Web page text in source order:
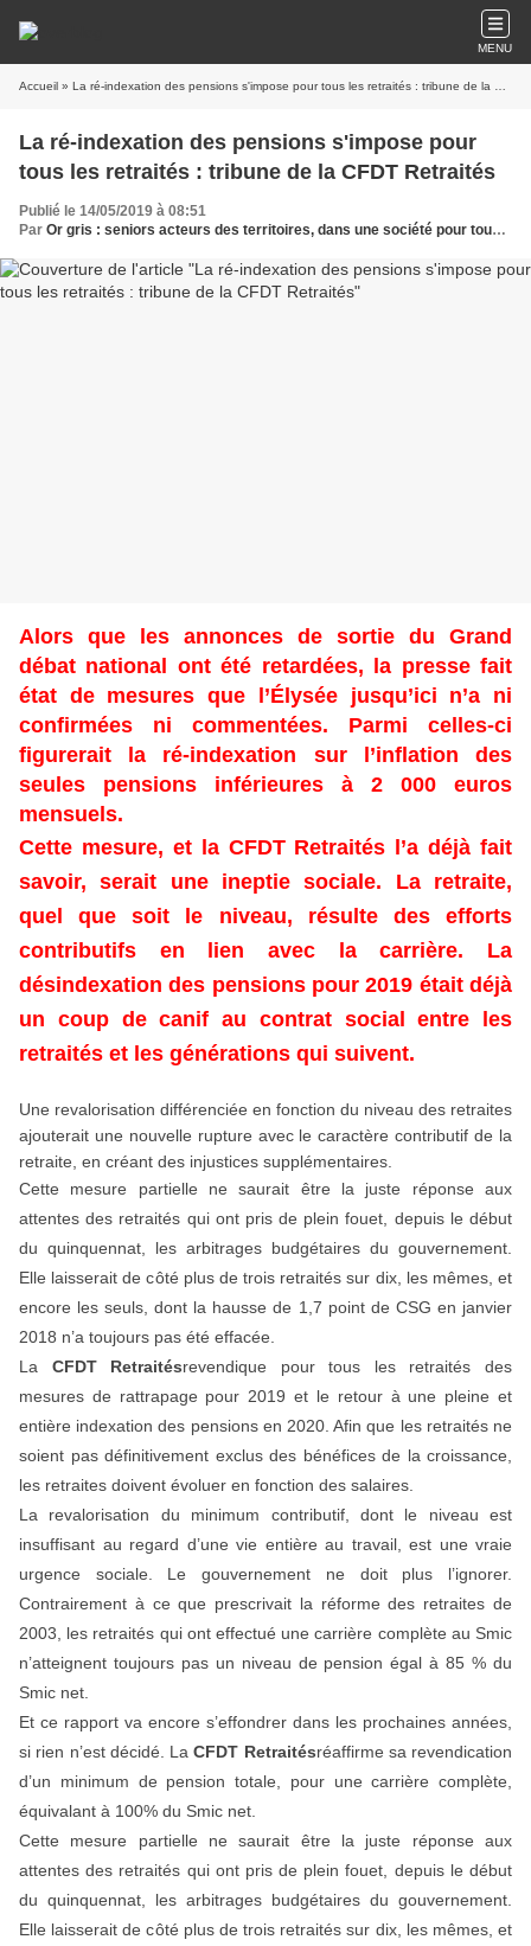
MENU
Accueil » La ré-indexation des pensions s'impose pour tous les retraités : tribune de la CFDT Retraités
La ré-indexation des pensions s'impose pour
tous les retraités : tribune de la CFDT Retraités
Publié le 14/05/2019 à 08:51
Par Or gris : seniors acteurs des territoires, dans une société pour tous les âges
Alors que les annonces de sortie du Grand
débat national ont été retardées, la presse fait
état de mesures que l’Élysée jusqu’ici n’a ni
confirmées ni commentées. Parmi celles-ci
figurerait la ré-indexation sur l’inflation des
seules pensions inférieures à 2 000 euros
mensuels.
Cette mesure, et la CFDT Retraités l’a déjà fait
savoir, serait une ineptie sociale. La retraite,
quel que soit le niveau, résulte des efforts
contributifs en lien avec la carrière. La
désindexation des pensions pour 2019 était déjà
un coup de canif au contrat social entre les
retraités et les générations qui suivent.
Une revalorisation différenciée en fonction du niveau des retraites
ajouterait une nouvelle rupture avec le caractère contributif de la
retraite, en créant des injustices supplémentaires.
Cette mesure partielle ne saurait être la juste réponse aux
attentes des retraités qui ont pris de plein fouet, depuis le début
du quinquennat, les arbitrages budgétaires du gouvernement.
Elle laisserait de côté plus de trois retraités sur dix, les mêmes, et
encore les seuls, dont la hausse de 1,7 point de CSG en janvier
2018 n’a toujours pas été effacée.
La CFDT Retraitésrevendique pour tous les retraités des
mesures de rattrapage pour 2019 et le retour à une pleine et
entière indexation des pensions en 2020. Afin que les retraités ne
soient pas définitivement exclus des bénéfices de la croissance,
les retraites doivent évoluer en fonction des salaires.
La revalorisation du minimum contributif, dont le niveau est
insuffisant au regard d’une vie entière au travail, est une vraie
urgence sociale. Le gouvernement ne doit plus l’ignorer.
Contrairement à ce que prescrivait la réforme des retraites de
2003, les retraités qui ont effectué une carrière complète au Smic
n’atteignent toujours pas un niveau de pension égal à 85 % du
Smic net.
Et ce rapport va encore s’effondrer dans les prochaines années,
si rien n’est décidé. LaCFDT Retraitésréaffirme sa revendication
d’un minimum de pension totale, pour une carrière complète,
équivalant à 100% du Smic net.
Cette mesure partielle ne saurait être la juste réponse aux
attentes des retraités qui ont pris de plein fouet, depuis le début
du quinquennat, les arbitrages budgétaires du gouvernement.
Elle laisserait de côté plus de trois retraités sur dix, les mêmes, et